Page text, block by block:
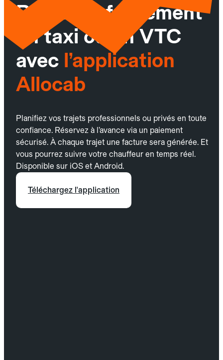
Réservez facilement
un taxi ou un VTC
avec l’application
Allocab
Planifiez vos trajets professionnels ou privés en toute
confiance. Réservez à l’avance via un paiement
sécurisé. À chaque trajet une facture sera générée. Et
vous pourrez suivre votre chauffeur en temps réel.
Disponible sur iOS et Android.
Téléchargez l'application